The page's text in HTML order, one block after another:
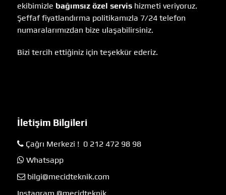
ekibimizle bağımsız özel servis hizmeti veriyoruz.
Şeffaf fiyatlandırma politikamızla 7/24 telefon
numaralarımızdan bize ulaşabilirsiniz.
Bizi tercih ettiğiniz için teşekkür ederiz.
İletişim Bilgileri
Çağrı Merkezi ! 0 212 472 98 98
Whatsapp
bilgi@mecidteknik.com